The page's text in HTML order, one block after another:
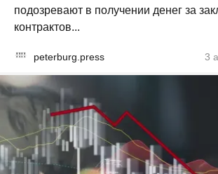
подозревают в получении денег за
контрактов...
peterburg.press 3